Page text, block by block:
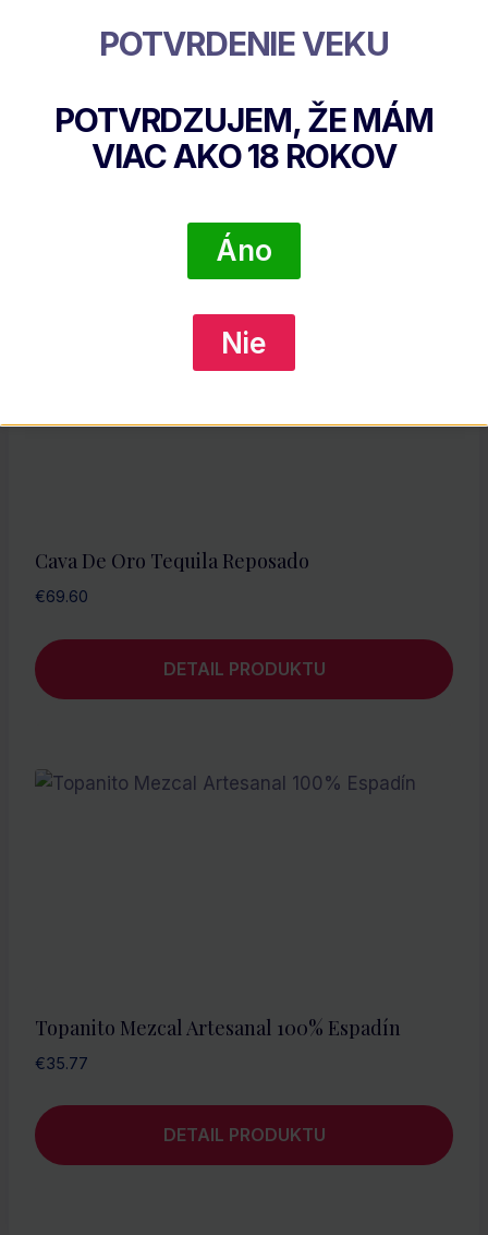
Topanito Mezcal Artesanal 100% Espadín
45.00
Cava De Oro Tequila Reposado
€69.60
DETAIL PRODUKTU
Topanito Mezcal Artesanal 100% Espadín
€35.77
DETAIL PRODUKTU
POTVRDENIE VEKU
POTVRDZUJEM, ŽE MÁM
VIAC AKO18 ROKOV
Áno
Nie